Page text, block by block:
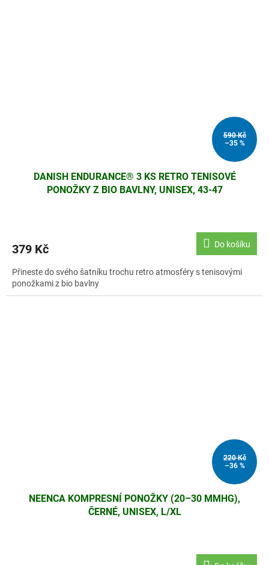
590 Kč
–35 %
DANISH ENDURANCE® 3 KS RETRO TENISOVÉ
PONOŽKY Z BIO BAVLNY, UNISEX, 43-47
379 Kč Do košíku
Přineste do svého šatníku trochu retro atmosféry s tenisovými
ponožkami z bio bavlny
220 Kč
–36 %
NEENCA KOMPRESNÍ PONOŽKY (20–30 MMHG),
ČERNÉ, UNISEX, L/XL